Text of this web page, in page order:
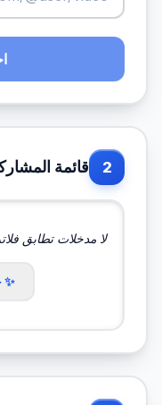
2 قائمة
لا مدخلات تطابق
✨